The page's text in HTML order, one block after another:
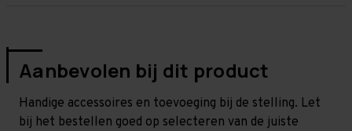
Aanbevolen bij dit product
Handige accessoires en toevoeging bij de stelling. Let
bij het bestellen goed op selecteren van de juiste